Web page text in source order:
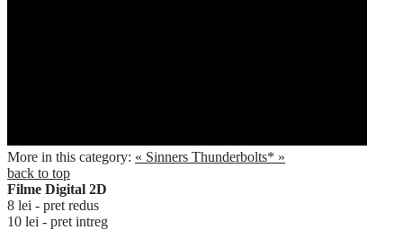
More in this category: « Sinners Thunderbolts* »
back to top
Filme Digital 2D
8 lei - pret redus
10 lei - pret intreg